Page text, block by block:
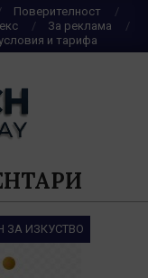
Поверителност
За реклама
и тарифа
ЗА ИЗКУСТВО